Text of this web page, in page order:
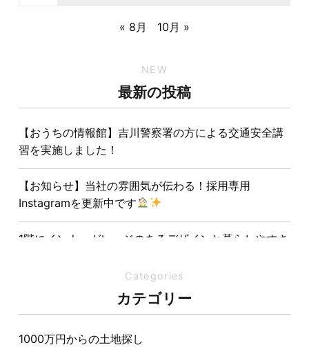
« 8月 10月 »
NEW
最新の投稿
【おうちの情報館】吉川警察署の方による交通安全講
習を実施しました！
【お知らせ】当社の雰囲気が伝わる！採用専用
Instagramを更新中です
1階にインナーガレージのあるデザインと暮らしやすさ
夏の熱中症対策は家づくりから。屋根・壁・基礎の構
造が快適さをつくる理由
【埼玉県経営品質知事賞】大野知事へ受賞のご報告と
Categories
カテゴリー
1000万円からの土地探し